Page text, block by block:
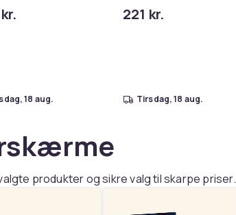
18 aug.
221 kr.
tirsdag, 18 aug.
produkter og sikre valg til skarpe priser.